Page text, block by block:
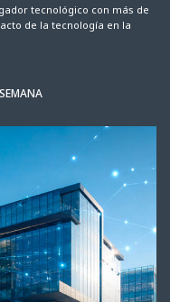
tecnológico con más de
de la tecnología en la